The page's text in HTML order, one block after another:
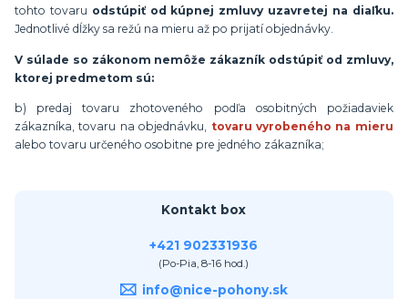
tohto tovaru odstúpiť od kúpnej zmluvy uzavretej na diaľku.
Jednotlivé dĺžky sa režú na mieru až po prijatí objednávky.
V súlade so zákonom nemôže zákazník odstúpiť od zmluvy,
ktorej predmetom sú:
b) predaj tovaru zhotoveného podľa osobitných požiadaviek
zákazníka, tovaru na objednávku, tovaru vyrobeného na mieru
alebo tovaru určeného osobitne pre jedného zákazníka;
Kontakt box
+421 902331936
(Po-Pia, 8-16 hod.)
info@nice-pohony.sk